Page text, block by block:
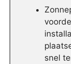
snel